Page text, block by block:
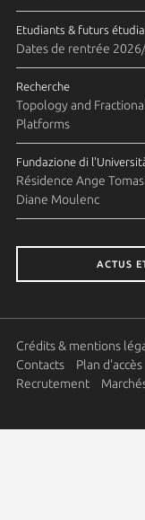
Etudiants & futurs
Dates de rentrée
Recherche
Topology and
Platforms
Fundazione di
Résidence Ange
Diane Moulenc
ACTUS
Crédits & mentions
Contacts
Plan d'accès
Recrutement